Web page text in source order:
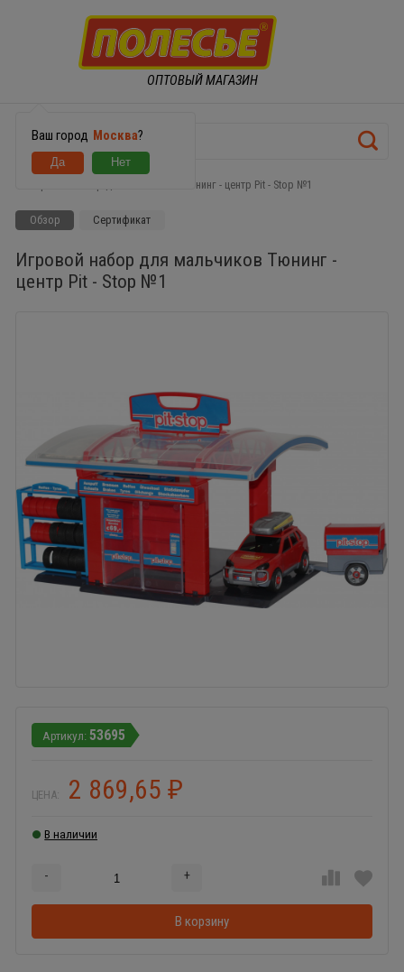
ОПТОВЫЙ МАГАЗИН
Ваш город Москва?
Игровой набор для мальчиков Тюнинг - центр Pit - Stop №1
Обзор Сертификат
Игровой набор для мальчиков Тюнинг -
центр Pit - Stop №1
53695
ЦЕНА: 2 869,65 ₽
В наличии
- +
В корзину